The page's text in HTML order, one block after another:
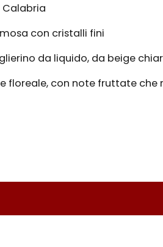
Calabria
con cristalli fini
da liquido, da beige
floreale, con note fruttate